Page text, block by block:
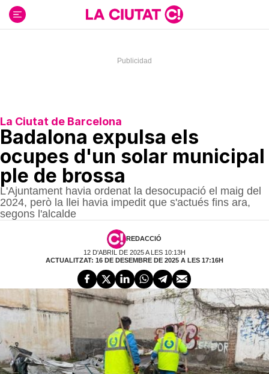
contenido
La Ciutat de Barcelona
Badalona expulsa els
ocupes d'un solar municipal
ple de brossa
L'Ajuntament havia ordenat la desocupació el maig del
2024, però la llei havia impedit que s'actués fins ara,
segons l'alcalde
REDACCIÓ
12 D'ABRIL DE 2025 A LES 10:13H
ACTUALITZAT: 16 DE DESEMBRE DE 2025 A LES 17:16H